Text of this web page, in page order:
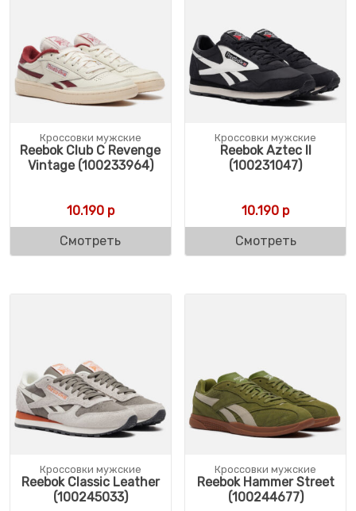
Кроссовки мужские
Reebok Club C Revenge
Vintage (100233964)
10.190р
Смотреть
Кроссовки мужские
Reebok Aztec II
(100231047)
10.190 р
Смотреть
Кроссовки мужские
Reebok Classic Leather
(100245033)
Кроссовки мужские
Reebok Hammer Street
(100244677)